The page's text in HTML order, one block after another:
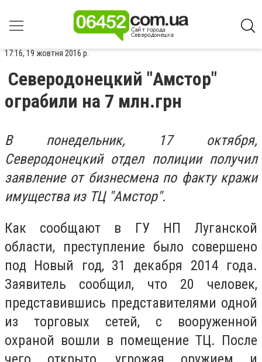
17:16, 19 жовтня 2016 р.
Северодонецкий "Амстор"
ограбили на 7 млн.грн
В понедельник, 17 октября,
Северодонецкий отдел полиции получил
заявление от бизнесмена по факту кражи
имущества из ТЦ "Амстор".
Как сообщают в ГУ НП Луганской
области, преступление было совершено
под Новый год, 31 декабря 2014 года.
Заявитель сообщил, что 20 человек,
представившись представителями одной
из торговых сетей, с вооруженной
охраной вошли в помещение ТЦ. После